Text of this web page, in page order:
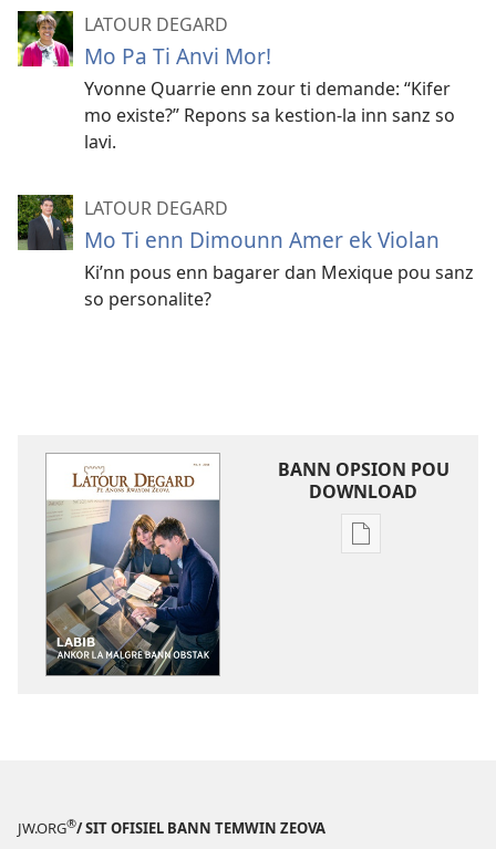
LATOUR DEGARD
Mo Pa Ti Anvi Mor!
Yvonne Quarrie enn zour ti demande: “Kifer
mo existe?” Repons sa kestion-la inn sanz so
lavi.
LATOUR DEGARD
Mo Ti enn Dimounn Amer ek Violan
Ki’nn pous enn bagarer dan Mexique pou sanz
so personalite?
BANN OPSION POU
DOWNLOAD
Bann
JW.ORG®/ SIT OFISIEL BANN TEMWIN ZEOVA